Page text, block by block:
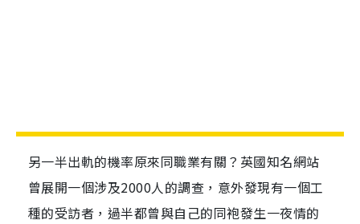
另一半出軌的機率原來同職業有關？英國知名網站
曾展開一個涉及2000人的調查，意外發現有一個工
種的受訪者，過半都曾與自己的同袍發生一夜情的